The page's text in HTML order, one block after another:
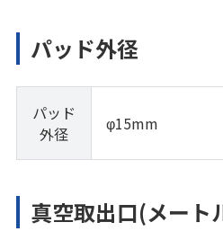
パッド外径
パッド
外径
φ15mm
真空取出口(メート